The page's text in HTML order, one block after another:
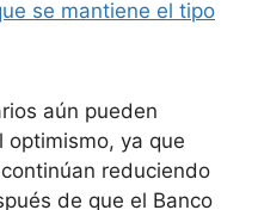
aún pueden
optimismo, ya que
reduciendo
de que el Banco